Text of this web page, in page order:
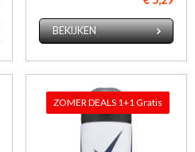
BEKIJKEN
ZOMER DEALS 1+1 Gratis